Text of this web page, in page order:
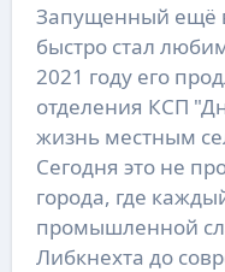
Запущенный ещё
быстро стал
2021 году его
отделения КСП
жизнь местным
Сегодня это не
города, где
промышленной
Либкнехта до